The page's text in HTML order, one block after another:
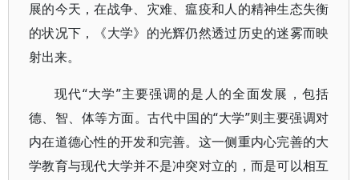
展的今天，在战争、灾难、瘟疫和人的精神生态失衡
的状况下，《大学》的光辉仍然透过历史的迷雾而映
射出来。
现代“大学”主要强调的是人的全面发展，包括
德、智、体等方面。古代中国的“大学”则主要强调对
内在道德心性的开发和完善。这一侧重内心完善的大
学教育与现代大学并不是冲突对立的，而是可以相互